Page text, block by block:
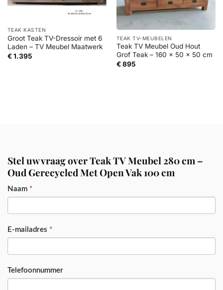
TEAK KASTEN
Groot Teak TV-Dressoir met 6
Laden – TV Meubel Maatwerk
€1.395
TEAK TV-MEUBELEN
Teak TV Meubel Oud Hout
Grof Teak – 160 x 50 x 50 cm
€895
Stel uw vraag over Teak TV Meubel 280 cm –
Oud Gerecycled Met Open Vak 100 cm
PRODUCT
Naam *
E-mailadres *
Telefoonnummer